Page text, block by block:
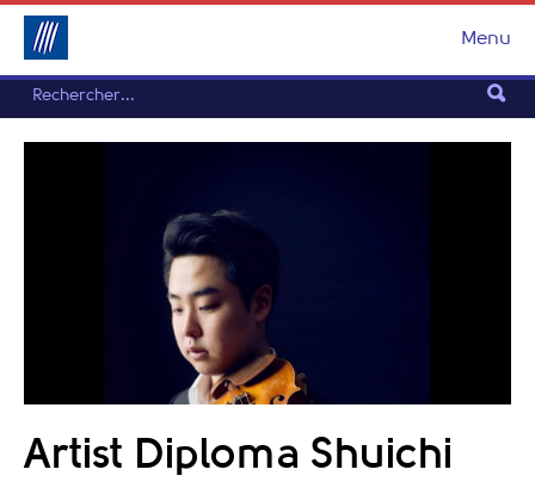
Menu
Artist Diploma Shuichi